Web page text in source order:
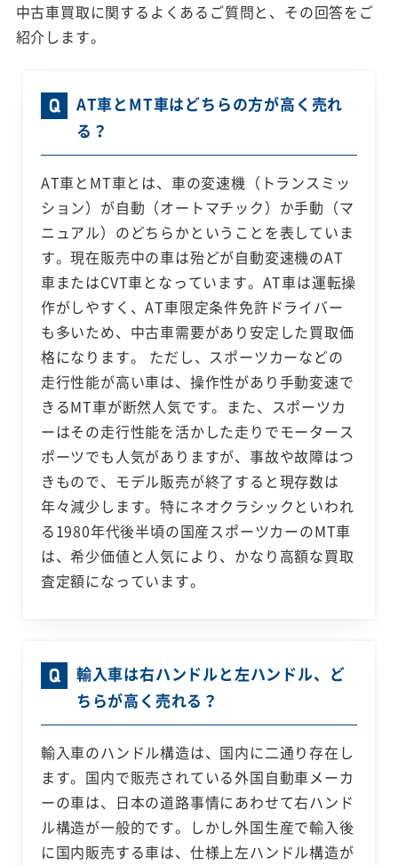
中古車買取に関するよくあるご質問と、その回答をご
紹介します。
AT車とMT車はどちらの方が高く売れ
る？
AT車とMT車とは、車の変速機（トランスミッ
ション）が自動（オートマチック）か手動（マ
ニュアル）のどちらかということを表していま
す。現在販売中の車は殆どが自動変速機のAT
車またはCVT車となっています。AT車は運転操
作がしやすく、AT車限定条件免許ドライバー
も多いため、中古車需要があり安定した買取価
格になります。 ただし、スポーツカーなどの
走行性能が高い車は、操作性があり手動変速で
きるMT車が断然人気です。また、スポーツカ
ーはその走行性能を活かした走りでモータース
ポーツでも人気がありますが、事故や故障はつ
きもので、モデル販売が終了すると現存数は
年々減少します。特にネオクラシックといわれ
る1980年代後半頃の国産スポーツカーのMT車
は、希少価値と人気により、かなり高額な買取
査定額になっています。
輸入車は右ハンドルと左ハンドル、ど
ちらが高く売れる？
輸入車のハンドル構造は、国内に二通り存在し
ます。国内で販売されている外国自動車メーカ
ーの車は、日本の道路事情にあわせて右ハンド
ル構造が一般的です。しかし外国生産で輸入後
に国内販売する車は、仕様上左ハンドル構造が